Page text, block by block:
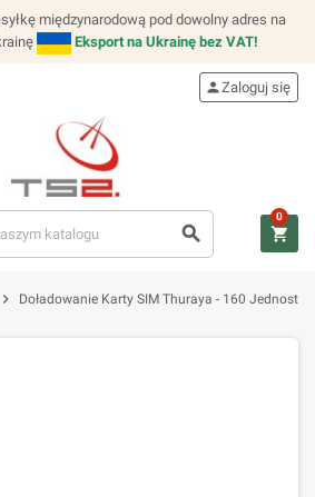
międzynarodową pod dowolny adres na
Eksport na Ukrainę bez VAT!
search
personZaloguj się
shopping_cart
0
chevron_right Doładowanie Karty SIM Thuraya - 160 Jednostek